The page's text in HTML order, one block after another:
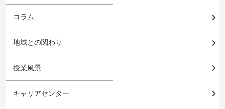
コラム
地域との関わり
授業風景
キャリアセンター